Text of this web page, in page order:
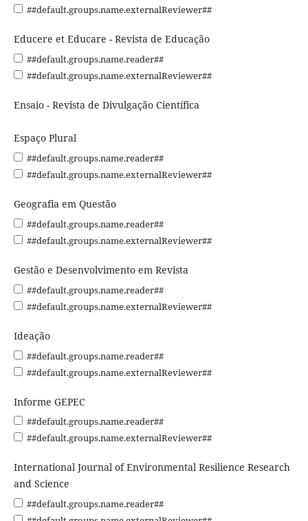
##default.groups.name.externalReviewer##
Educere et Educare - Revista de Educação
##default.groups.name.reader##
##default.groups.name.externalReviewer##
Ensaio - Revista de Divulgação Científica
Espaço Plural
##default.groups.name.reader##
##default.groups.name.externalReviewer##
Geografia em Questão
##default.groups.name.reader##
##default.groups.name.externalReviewer##
Gestão e Desenvolvimento em Revista
##default.groups.name.reader##
##default.groups.name.externalReviewer##
Ideação
##default.groups.name.reader##
##default.groups.name.externalReviewer##
Informe GEPEC
##default.groups.name.reader##
##default.groups.name.externalReviewer##
International Journal of Environmental Resilience Research
and Science
##default.groups.name.reader##